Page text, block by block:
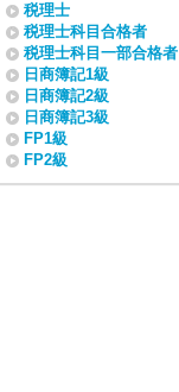
税理士
税理士科目合格者
税理士科目一部合格者
日商簿記1級
日商簿記2級
日商簿記3級
FP1級
FP2級